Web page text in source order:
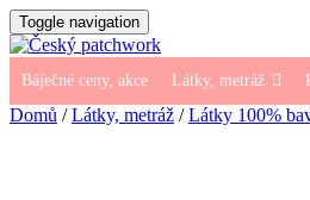
Toggle navigation
Báječné ceny, akce Látky, metráž
Domů /Látky, metráž /Látky 100%